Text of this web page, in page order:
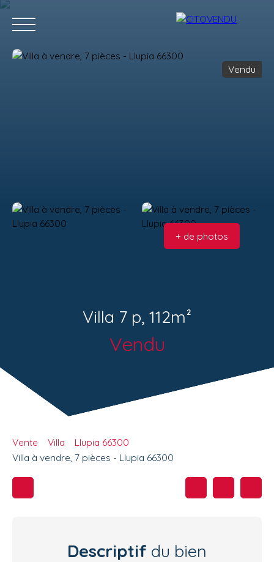
Estimation
Vendu
+ de photos
Villa 7 p, 112m²
Vendu
Vente Villa
Llupia 66300
Villa à vendre, 7 pièces - Llupia 66300
Descriptif du bien